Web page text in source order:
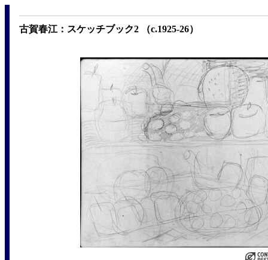
古賀春江：スケッチブック2 （c.1925-26）